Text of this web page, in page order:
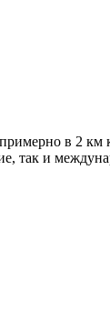
в 2 км
так и